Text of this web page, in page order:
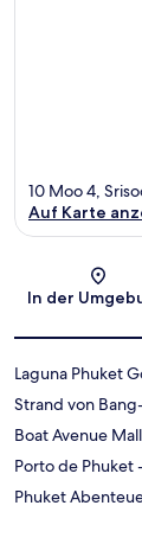
10 Moo 4,
Auf Karte
In der
Laguna Phuket
Strand von
Boat Avenue
Porto de Phuket
Phuket